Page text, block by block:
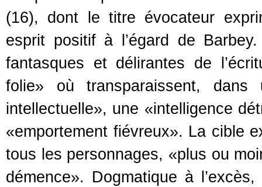
(16), dont le titre évocateur
esprit positif à l’égard de
fantasques et délirantes de
folie» où transparaissent, dans
intellectuelle», une «intelligence
«emportement fiévreux». La cible
tous les personnages, «plus ou
démence». Dogmatique à